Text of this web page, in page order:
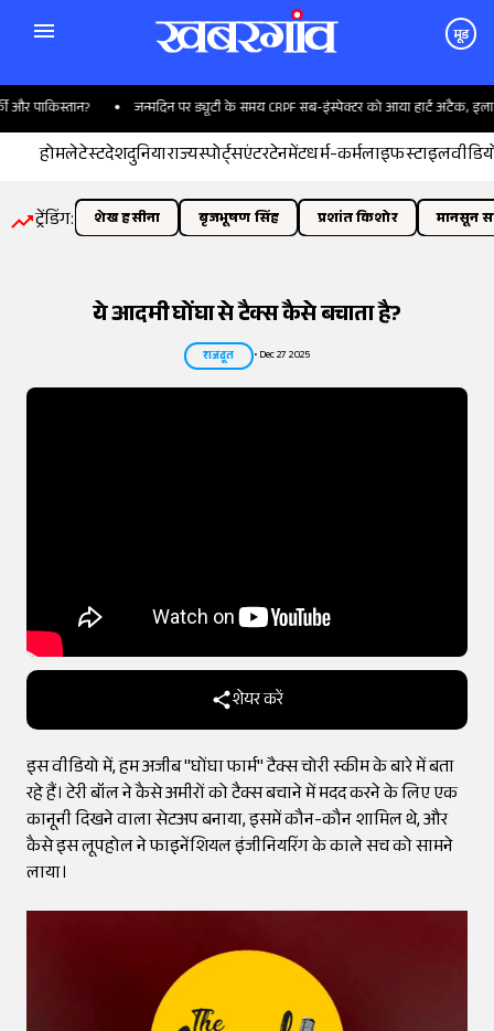
मूड
जन्मदिन पर ड्यूटी के समय CRPF सब-इंस्पेक्टर को आया हार्ट अटैक, इलाज के
होमलेटेस्टदेशदुनियाराज्यस्पोर्ट्सएंटरटेनमेंटधर्म-कर्मलाइफस्टाइल
ट्रेंडिंग: शेख हसीना बृजभूषण सिंह प्रशांत किशोर मानसून
ये आदमी घोंघा से टैक्स कैसे बचाता है?
राजदूत •Dec 27 2025
शेयर करें
इस वीडियो में, हम अजीब "घोंघा फार्म" टैक्स चोरी स्कीम के बारे में बता
रहे हैं। टेरी बॉल ने कैसे अमीरों को टैक्स बचाने में मदद करने के लिए एक
कानूनी दिखने वाला सेटअप बनाया, इसमें कौन-कौन शामिल थे, और
कैसे इस लूपहोल ने फाइनेंशियल इंजीनियरिंग के काले सच को सामने
लाया।